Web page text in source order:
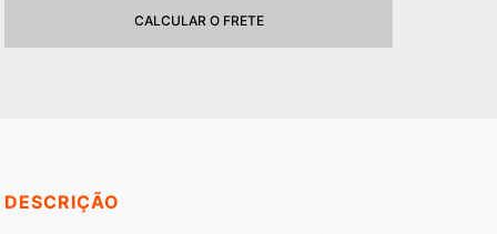
CALCULAR O FRETE
DESCRIÇÃO